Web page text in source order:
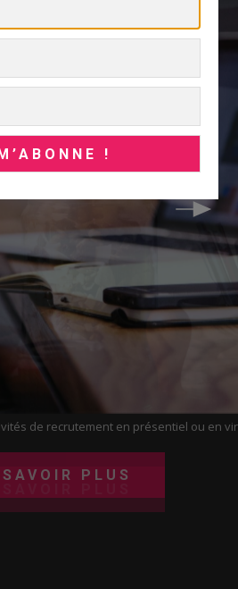
de recrutement en présentiel ou en
SAVOIR PLUS
PLUS